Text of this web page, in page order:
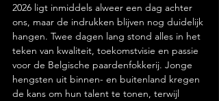
2026 ligt inmiddels alweer een dag achter
ons, maar de indrukken blijven nog duidelijk
hangen. Twee dagen lang stond alles in het
teken van kwaliteit, toekomstvisie en passie
voor de Belgische paardenfokkerij. Jonge
hengsten uit binnen- en buitenland kregen
de kans om hun talent te tonen, terwijl